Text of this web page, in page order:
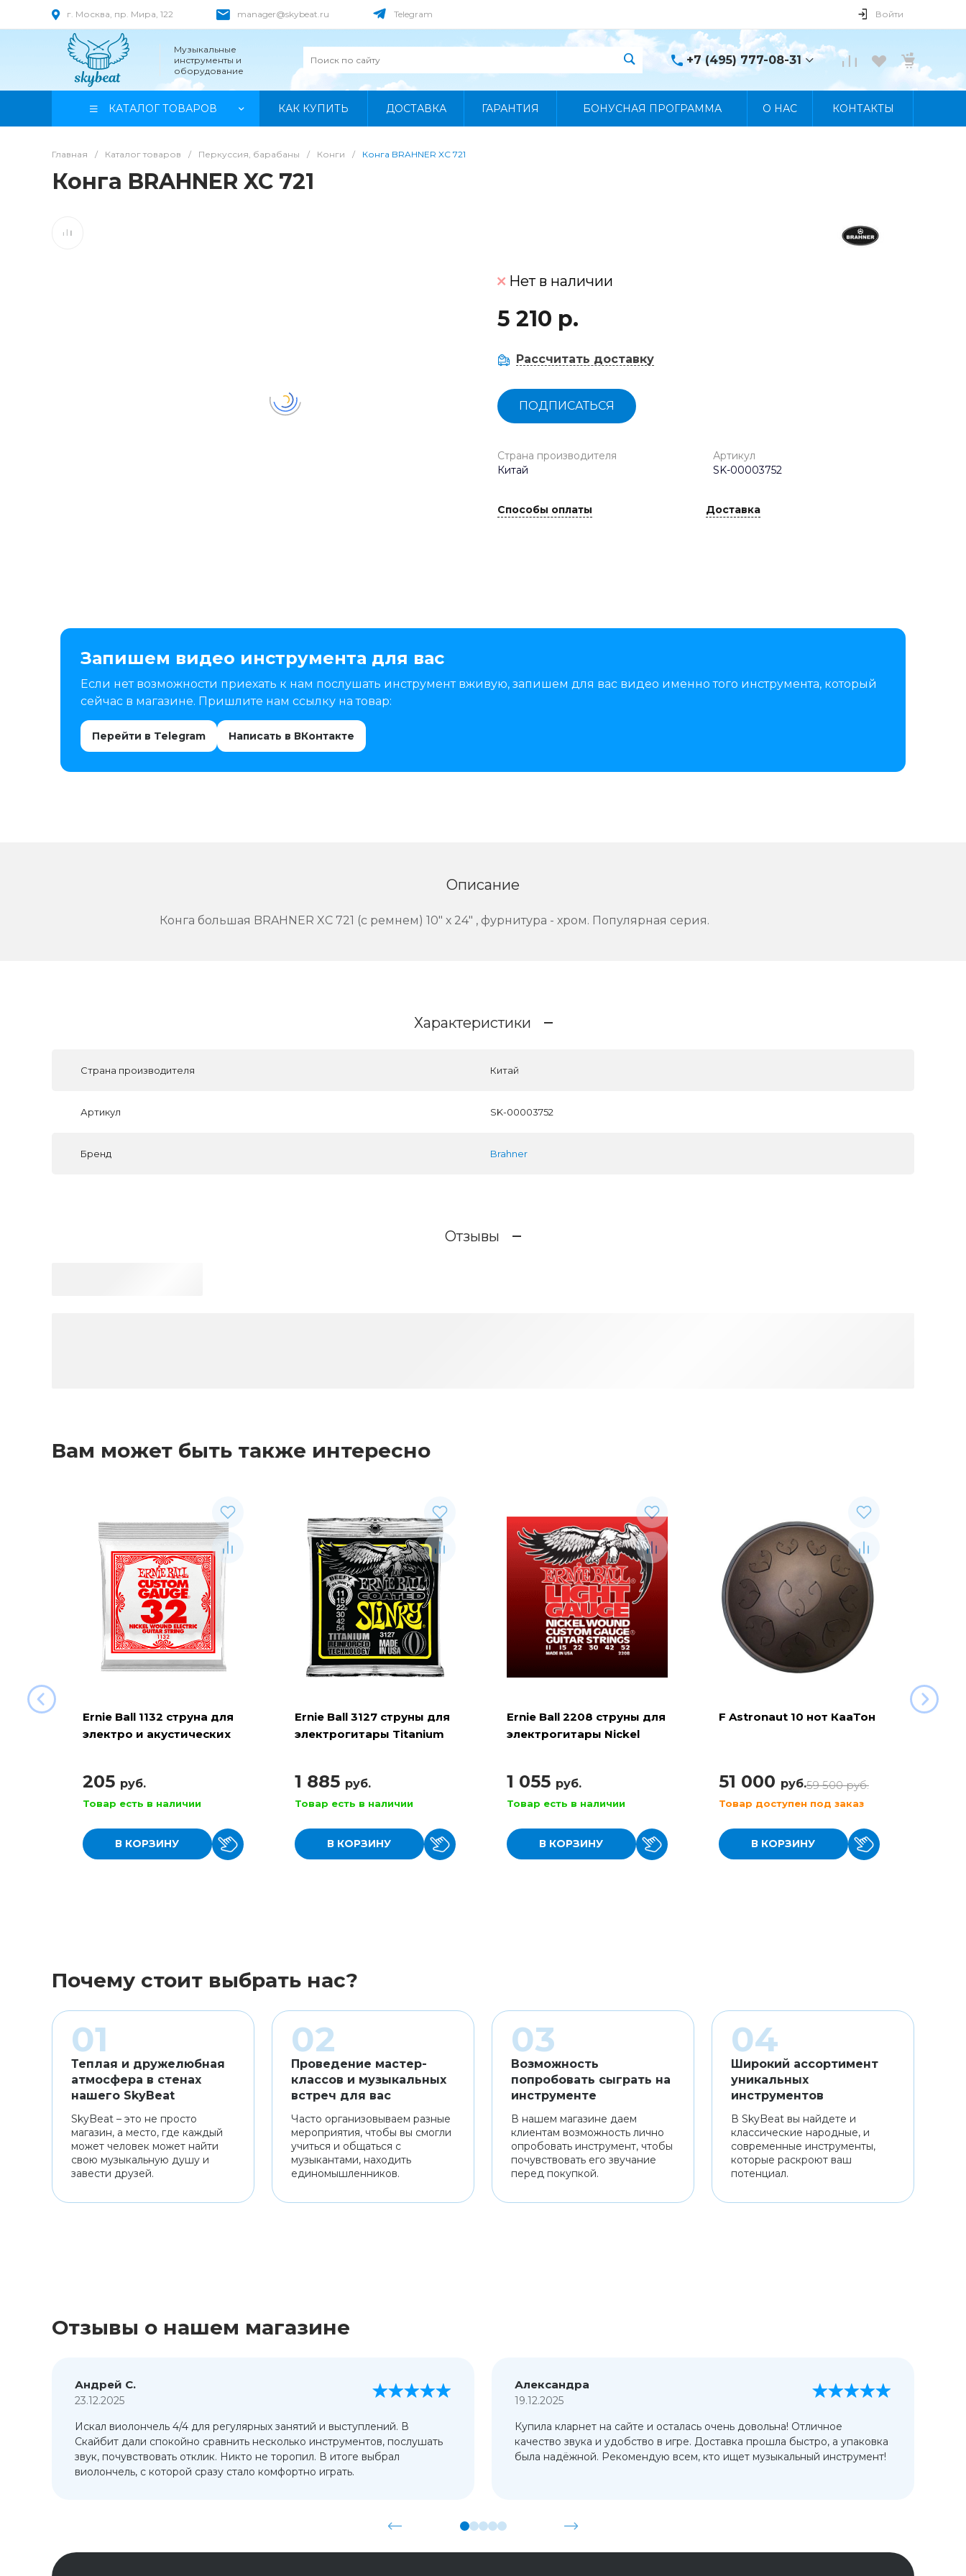
г. Москва, пр. Мира, 122 manager@skybeat.ru Telegram Войти
Музыкальные
инструменты и
оборудование
+7 (495) 777-08-31
+7 (495) 777-08-31
КАТАЛОГ ТОВАРОВ КАК КУПИТЬ ДОСТАВКА ГАРАНТИЯ БОНУСНАЯ ПРОГРАММА О НАС КОНТАКТЫ
Главная / Каталог товаров / Перкуссия, барабаны / Конги / Конга BRAHNER XC 721
Конга BRAHNER XC 721
Нет в наличии
5 210 р.
Рассчитать доставку
ПОДПИСАТЬСЯ
Страна производителя
Китай
Артикул
SK-00003752
Способы оплаты Доставка
Запишем видео инструмента для вас
Если нет возможности приехать к нам послушать инструмент вживую, запишем для вас видео именно того инструмента, который
сейчас в магазине. Пришлите нам ссылку на товар:
Перейти в Telegram Написать в ВКонтакте
Описание
Конга большая BRAHNER XC 721 (с ремнем) 10" х 24" , фурнитура - хром. Популярная серия.
Характеристики
Страна производителя Китай
Артикул SK-00003752
Бренд Brahner
Отзывы
Вам может быть также интересно
Ernie Ball 1132 струна для
электро и акустических
205 руб.
Товар есть в наличии
В КОРЗИНУ
Ernie Ball 3127 струны для
электрогитары Titanium
1 885 руб.
Товар есть в наличии
В КОРЗИНУ
Ernie Ball 2208 струны для
электрогитары Nickel
1 055 руб.
Товар есть в наличии
В КОРЗИНУ
F Astronaut 10 нот КааТон
51 000 руб.59 500руб.
Товар доступен под заказ
В КОРЗИНУ
C
Почему стоит выбрать нас?
Теплая и дружелюбная
атмосфера в стенах
нашего SkyBeat
SkyBeat – это не просто
магазин, а место, где каждый
может человек может найти
свою музыкальную душу и
завести друзей.
Проведение мастер-
классов и музыкальных
встреч для вас
Часто организовываем разные
мероприятия, чтобы вы смогли
учиться и общаться с
музыкантами, находить
единомышленников.
Возможность
попробовать сыграть на
инструменте
В нашем магазине даем
клиентам возможность лично
опробовать инструмент, чтобы
почувствовать его звучание
перед покупкой.
Широкий ассортимент
уникальных
инструментов
В SkyBeat вы найдете и
классические народные, и
современные инструменты,
которые раскроют ваш
потенциал.
Отзывы о нашем магазине
Андрей С.
23.12.2025
Искал виолончель 4/4 для регулярных занятий и выступлений. В
Скайбит дали спокойно сравнить несколько инструментов, послушать
звук, почувствовать отклик. Никто не торопил. В итоге выбрал
виолончель, с которой сразу стало комфортно играть.
Александра
19.12.2025
Купила кларнет на сайте и осталась очень довольна! Отличное
качество звука и удобство в игре. Доставка прошла быстро, а упаковка
была надёжной. Рекомендую всем, кто ищет музыкальный инструмент!